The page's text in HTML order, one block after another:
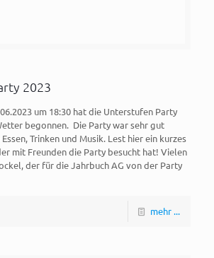
2023
um 18:30 hat die Unterstufen Party
begonnen. Die Party war sehr gut
Trinken und Musik. Lest hier ein kurzes
mit Freunden die Party besucht hat! Vielen
der für die Jahrbuch AG von der Party
mehr ...